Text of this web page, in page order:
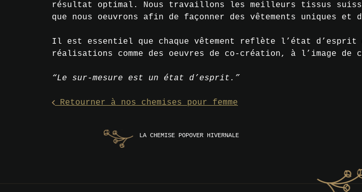
résultat optimal. Nous travaillons les meilleurs tissus
que nous oeuvrons afin de façonner des vêtements uniques
Il est essentiel que chaque vêtement reflète l’état d’esprit
réalisations comme des oeuvres de co-création, à l’image de
“Le sur-mesure est un état d’esprit.”
Retourner à nos chemises pour femme
LA CHEMISE POPOVER HIVERNALE